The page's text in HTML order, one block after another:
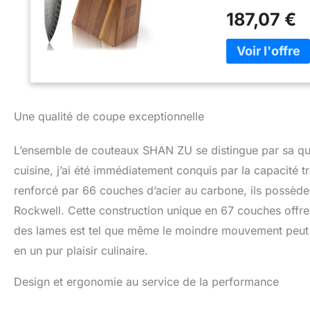
viande, du
Chaque couteau
thermique de
comme une
une excellente
G10 givrée est
classique. Sa
【Cadeau
de couteaux
cuisine, la
notre équipe
187,07 €
Une qualité de coupe exceptionnelle
L’ensemble de couteaux SHAN ZU se distingue par sa
cuisine, j’ai été immédiatement conquis par la capacité
renforcé par 66 couches d’acier au carbone, ils
Rockwell. Cette construction unique en 67 couches
des lames est tel que même le moindre mouvement
en un pur plaisir culinaire.
Design et ergonomie au service de la performance